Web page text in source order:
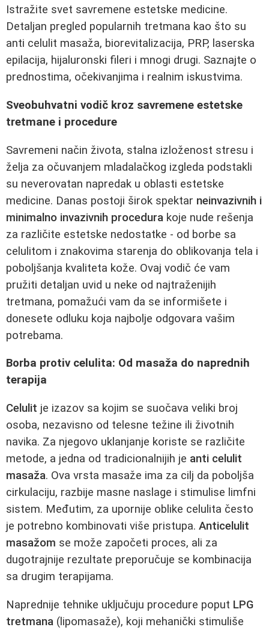
Istražite svet savremene estetske medicine.
Detaljan pregled popularnih tretmana kao što su
anti celulit masaža, biorevitalizacija, PRP, laserska
epilacija, hijaluronski fileri i mnogi drugi. Saznajte o
prednostima, očekivanjima i realnim iskustvima.
Sveobuhvatni vodič kroz savremene estetske
tretmane i procedure
Savremeni način života, stalna izloženost stresu i
želja za očuvanjem mladalačkog izgleda podstakli
su neverovatan napredak u oblasti estetske
medicine. Danas postoji širok spektar neinvazivnih i
minimalno invazivnih procedura koje nude rešenja
za različite estetske nedostatke - od borbe sa
celulitom i znakovima starenja do oblikovanja tela i
poboljšanja kvaliteta kože. Ovaj vodič će vam
pružiti detaljan uvid u neke od najtraženijih
tretmana, pomažući vam da se informišete i
donesete odluku koja najbolje odgovara vašim
potrebama.
Borba protiv celulita: Od masaža do naprednih
terapija
Celulit je izazov sa kojim se suočava veliki broj
osoba, nezavisno od telesne težine ili životnih
navika. Za njegovo uklanjanje koriste se različite
metode, a jedna od tradicionalnijih je anti celulit
masaža. Ova vrsta masaže ima za cilj da poboljša
cirkulaciju, razbije masne naslage i stimulise limfni
sistem. Međutim, za upornije oblike celulita često
je potrebno kombinovati više pristupa. Anticelulit
masažom se može započeti proces, ali za
dugotrajnije rezultate preporučuje se kombinacija
sa drugim terapijama.
Naprednije tehnike uključuju procedure poput LPG
tretmana (lipomasaže), koji mehanički stimuliše